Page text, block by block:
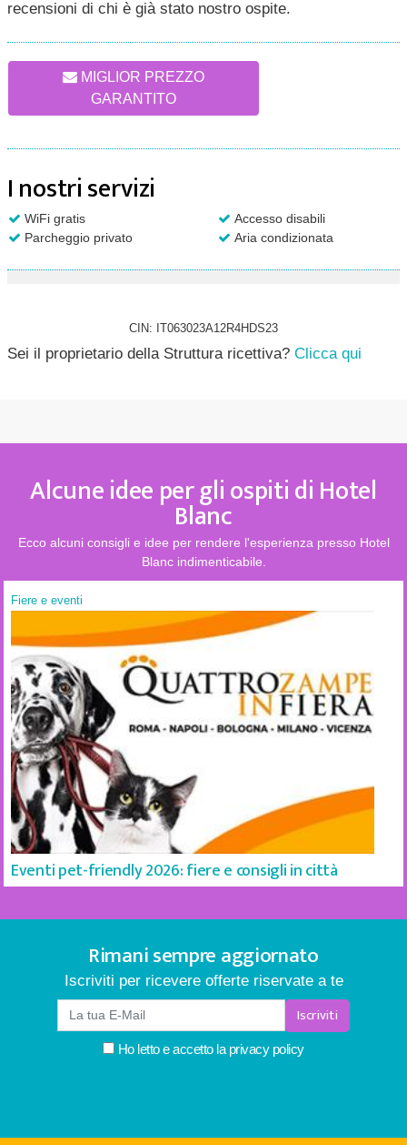
recensioni di chi è già stato nostro ospite.
MIGLIOR PREZZO
GARANTITO
I nostri servizi
WiFi gratis
Accesso disabili
Parcheggio privato
Aria condizionata
CIN: IT063023A12R4HDS23
Sei il proprietario della Struttura ricettiva? Clicca qui
Alcune idee per gli ospiti di Hotel
Blanc
Ecco alcuni consigli e idee per rendere l'esperienza presso Hotel
Blanc indimenticabile.
Fiere e eventi
Eventi pet-friendly 2026: fiere e consigli in città
Rimani sempre aggiornato
Iscriviti per ricevere offerte riservate a te
Iscriviti
Ho letto e accetto la privacy policy